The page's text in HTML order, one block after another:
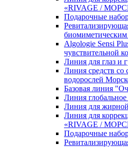
«RIVAGE /
Подарочные
Algologie Sensi
чувcтвительной
Линия для глаз и
Линия средств со
водорослей
Базовая линия
Линия
Линия для
Линия для
«RIVAGE /
Подарочные